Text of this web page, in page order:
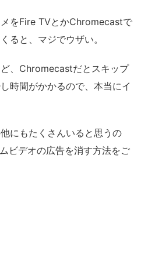
をFire TVとかChromecastで
ると、マジでウザい。
、Chromecastだとスキップ
時間がかかるので、本当にイ
にもたくさんいると思うの
ビデオの広告を消す方法をご